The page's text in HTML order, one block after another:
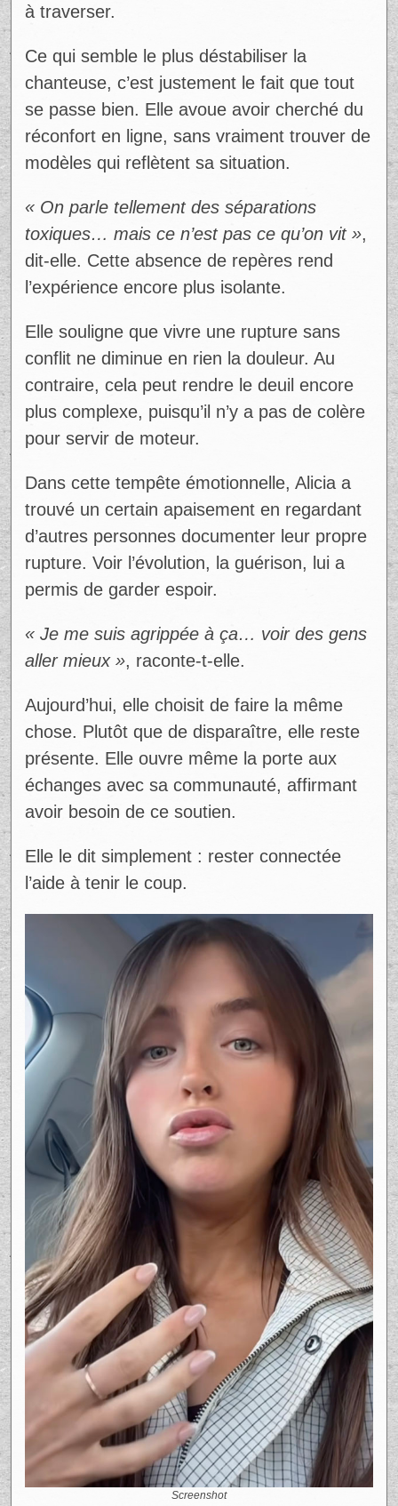
point essentiel : leur séparation n’a rien de
conflictuel. Au contraire, elle est décrite
comme profondément respectueuse.«
Cette séparation-là est faite dans l’amour,
dans le respect, dans l’empathie »
explique-t-elle.
Cette nuance change tout. Là où plusieurs
associent rupture à chaos, Alicia parle plutôt
d’un processus doux, mais déchirant. Une
réalité moins visible, mais tout aussi difficile
à traverser.
Ce qui semble le plus déstabiliser la
chanteuse, c’est justement le fait que tout
se passe bien. Elle avoue avoir cherché du
réconfort en ligne, sans vraiment trouver de
modèles qui reflètent sa situation.
« On parle tellement des séparations
toxiques… mais ce n’est pas ce qu’on vit »
dit-elle. Cette absence de repères rend
l’expérience encore plus isolante.
Elle souligne que vivre une rupture sans
conflit ne diminue en rien la douleur. Au
contraire, cela peut rendre le deuil encore
plus complexe, puisqu’il n’y a pas de colère
pour servir de moteur.
Dans cette tempête émotionnelle, Alicia a
trouvé un certain apaisement en regardant
d’autres personnes documenter leur propre
rupture. Voir l’évolution, la guérison, lui a
permis de garder espoir.
« Je me suis agrippée à ça… voir des gens
aller mieux », raconte-t-elle.
Aujourd’hui, elle choisit de faire la même
chose. Plutôt que de disparaître, elle reste
présente. Elle ouvre même la porte aux
échanges avec sa communauté, affirmant
avoir besoin de ce soutien.